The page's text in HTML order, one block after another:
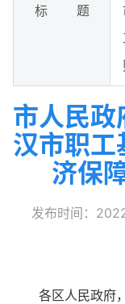
标 题
市人民政
汉市职工
济保
发布时间：
各区人民政府